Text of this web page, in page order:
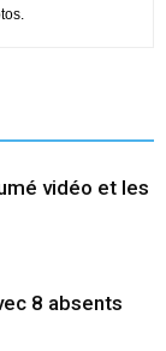
vidéo et les
8 absents